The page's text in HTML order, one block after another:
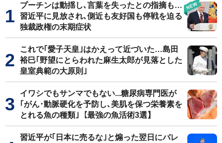
プーチンは動揺し､言葉を失ったとの指摘も…
習近平に見放され､側近も友好国も停戦を迫る
独裁政権の末期症状
これで｢愛子天皇｣はかえって近づいた…島田
裕巳｢野望にとらわれた麻生太郎が見落とした
皇室典範の大原則｣
イワシでもサンマでもない...糖尿病専門医が
｢がん･動脈硬化を予防し､美肌を保つ栄養素を
とれる魚の種類｣【最強の魚活術3選】
習近平が｢日本に売るな｣と煽った翌日にバレ